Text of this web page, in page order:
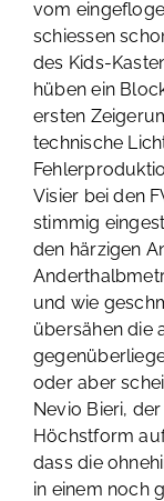
vom
schiessen
des Kids-
hüben ein
ersten
technische
Visier bei den
stimmig
den härzigen
und wie
übersähen die
oder aber
Nevio Bieri,
Höchstform
dass die
in einem noch